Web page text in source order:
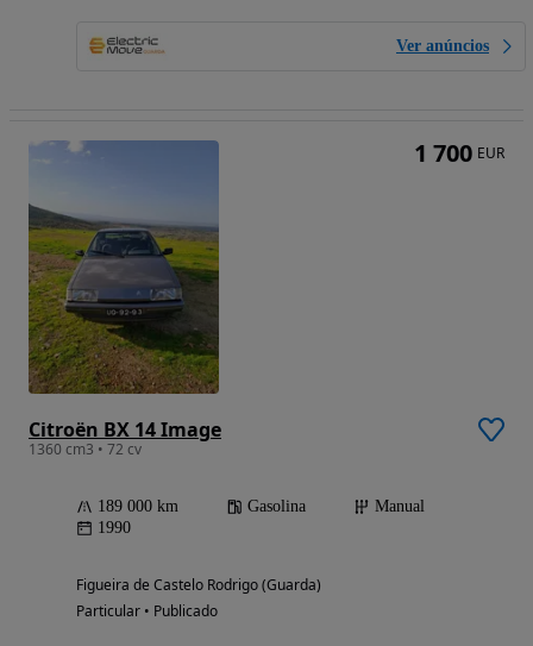
Ver anúncios
Citroën BX 14 Image
1360 cm3 • 72 cv
189 000 km Gasolina
Manual
1990
Figueira de Castelo Rodrigo (Guarda)
Particular • Publicado
1 700 EUR